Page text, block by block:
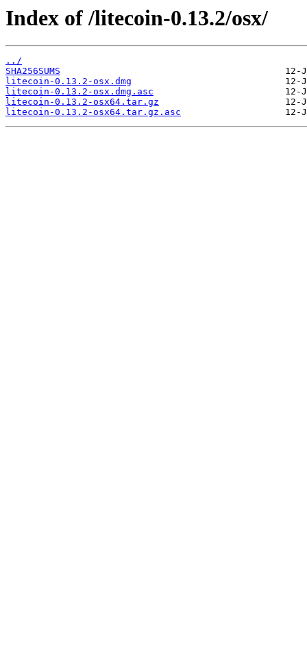
Index of /litecoin-0.13.2/osx/
../
SHA256SUMS
litecoin-0.13.2-osx.dmg
litecoin-0.13.2-osx.dmg.asc
litecoin-0.13.2-osx64.tar.gz
litecoin-0.13.2-osx64.tar.gz.asc